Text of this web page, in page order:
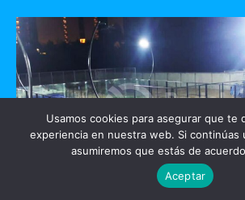
Usamos cookies para asegurar que te
experiencia en nuestra web. Si continúas
asumiremos que estás de
Aceptar